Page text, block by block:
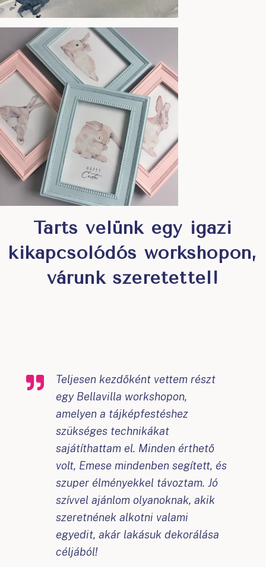
Tarts velünk egy igazi
kikapcsolódós workshopon,
várunk szeretettel!
Teljesen kezdőként vettem részt
egy Bellavilla workshopon,
amelyen a tájképfestéshez
szükséges technikákat
sajátíthattam el. Minden érthető
volt, Emese mindenben segített, és
szuper élményekkel távoztam. Jó
szívvel ajánlom olyanoknak, akik
szeretnének alkotni valami
egyedit, akár lakásuk dekorálása
céljából!